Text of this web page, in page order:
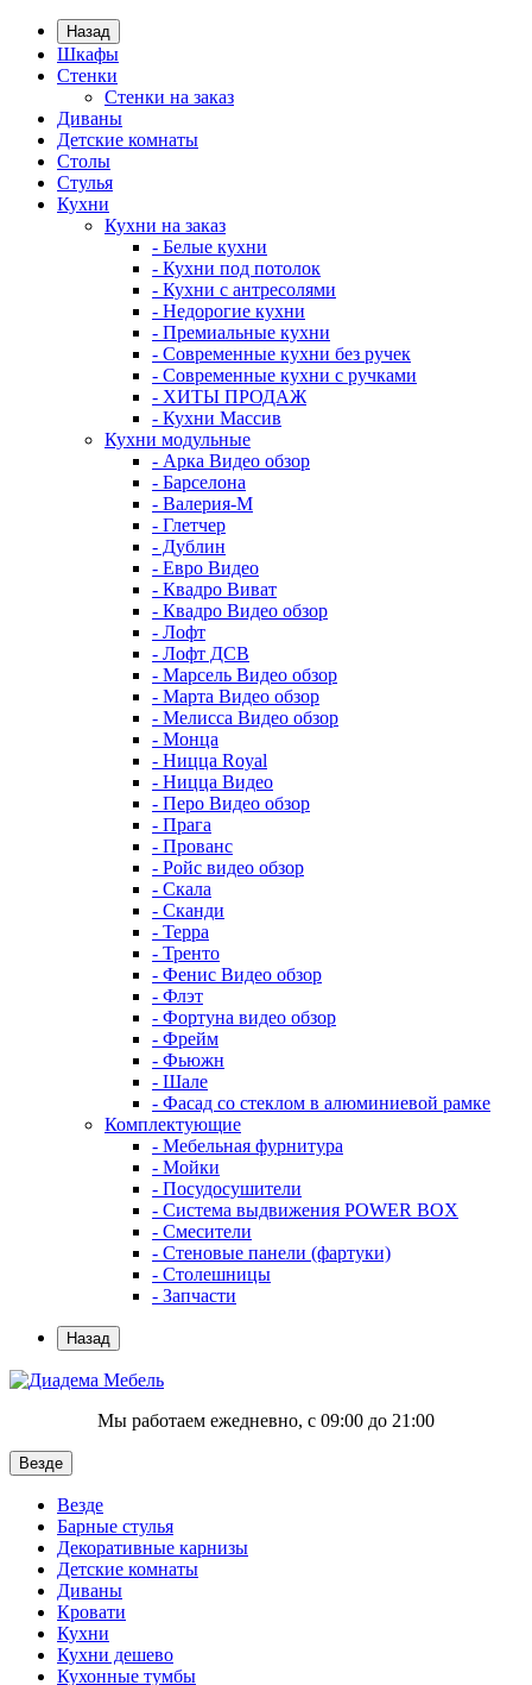
Назад
Шкафы
Стенки
Стенки на заказ
Диваны
Детские комнаты
Столы
Стулья
Кухни
Кухни на заказ
- Белые кухни
- Кухни под потолок
- Кухни с антресолями
- Недорогие кухни
- Премиальные кухни
- Современные кухни без ручек
- Современные кухни с ручками
- ХИТЫ ПРОДАЖ
- Кухни Массив
Кухни модульные
- Арка Видео обзор
- Барселона
- Валерия-М
- Глетчер
- Дублин
- Евро Видео
- Квадро Виват
- Квадро Видео обзор
- Лофт
- Лофт ДСВ
- Марсель Видео обзор
- Марта Видео обзор
- Мелисса Видео обзор
- Монца
- Ницца Royal
- Ницца Видео
- Перо Видео обзор
- Прага
- Прованс
- Ройс видео обзор
- Скала
- Сканди
- Терра
- Тренто
- Фенис Видео обзор
- Флэт
- Фортуна видео обзор
- Фрейм
- Фьюжн
- Шале
- Фасад со стеклом в алюминиевой рамке
Комплектующие
- Мебельная фурнитура
- Мойки
- Посудосушители
- Система выдвижения POWER BOX
- Смесители
- Стеновые панели (фартуки)
- Столешницы
- Запчасти
Назад
Мы работаем ежедневно, с 09:00 до 21:00
Везде
Везде
Барные стулья
Декоративные карнизы
Детские комнаты
Диваны
Кровати
Кухни
Кухни дешево
Кухонные тумбы